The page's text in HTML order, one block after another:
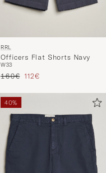
RRL
Officers Flat Shorts Navy
W33
Regulärer Preis
160€ Reduzierter Preis
112€
40%